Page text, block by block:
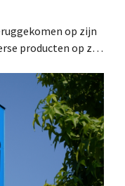
op zijn
producten op zijn
goed